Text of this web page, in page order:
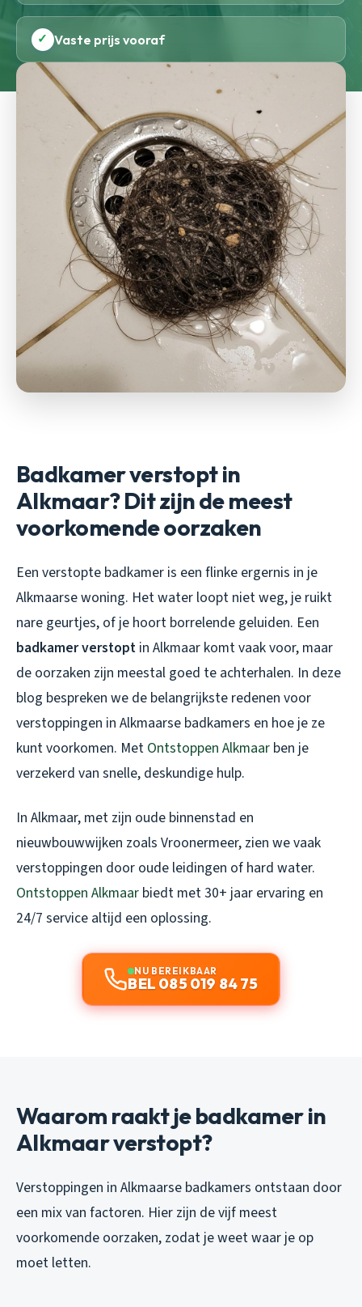
✓ Vaste prijs vooraf
Badkamer verstopt in
Alkmaar? Dit zijn de meest
voorkomende oorzaken
Een verstopte badkamer is een flinke ergernis in je
Alkmaarse woning. Het water loopt niet weg, je ruikt
nare geurtjes, of je hoort borrelende geluiden. Een
badkamer verstopt in Alkmaar komt vaak voor, maar
de oorzaken zijn meestal goed te achterhalen. In deze
blog bespreken we de belangrijkste redenen voor
verstoppingen in Alkmaarse badkamers en hoe je ze
kunt voorkomen. Met Ontstoppen Alkmaar ben je
verzekerd van snelle, deskundige hulp.
In Alkmaar, met zijn oude binnenstad en
nieuwbouwwijken zoals Vroonermeer, zien we vaak
verstoppingen door oude leidingen of hard water.
Ontstoppen Alkmaar biedt met 30+ jaar ervaring en
24/7 service altijd een oplossing.
NU BEREIKBAAR
BEL 085 019 84 75
Waarom raakt je badkamer in
Alkmaar verstopt?
Verstoppingen in Alkmaarse badkamers ontstaan door
een mix van factoren. Hier zijn de vijf meest
voorkomende oorzaken, zodat je weet waar je op
moet letten.